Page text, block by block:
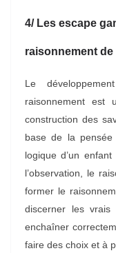
4/ Les escape
raisonnement de
Le
raisonnement est
construction des
base de la pensée
logique d’un
l’observation, le
former le
discerner les
enchaîner
faire des choix et à